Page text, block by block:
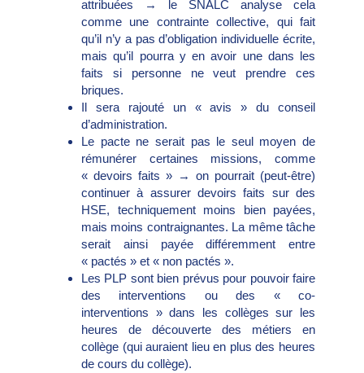
attribuées → le SNALC analyse cela
comme une contrainte collective, qui fait
qu’il n’y a pas d’obligation individuelle écrite,
mais qu’il pourra y en avoir une dans les
faits si personne ne veut prendre ces
briques.
Il sera rajouté un « avis » du conseil
d’administration.
Le pacte ne serait pas le seul moyen de
rémunérer certaines missions, comme
« devoirs faits » → on pourrait (peut-être)
continuer à assurer devoirs faits sur des
HSE, techniquement moins bien payées,
mais moins contraignantes. La même tâche
serait ainsi payée différemment entre
« pactés » et « non pactés ».
Les PLP sont bien prévus pour pouvoir faire
des interventions ou des « co-
interventions » dans les collèges sur les
heures de découverte des métiers en
collège (qui auraient lieu en plus des heures
de cours du collège).